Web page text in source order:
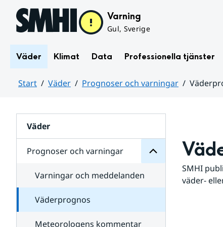
Hoppa till sidans innehåll Varning
Gul, Sverige
Väder Klimat Data Professionella tjänster
Start Väder Prognoser och varningar
Väder
Prognoser och varningar
för
varningar
Varningar och meddelanden
Väderprognos
Meteorologens kommentar
SMHI
väder-